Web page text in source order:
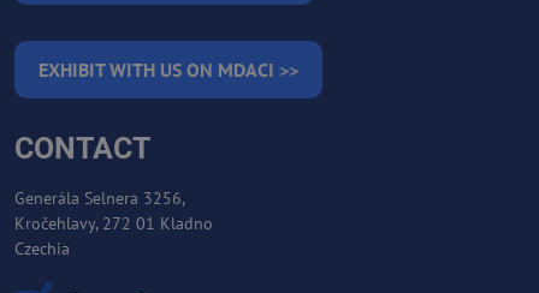
EXHIBIT WITH US ON MDACI >>
CONTACT
Generála Selnera 3256,
Kročehlavy, 272 01 Kladno
Czechia